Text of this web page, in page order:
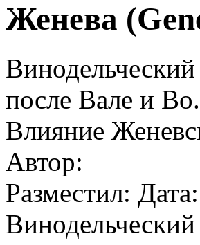
Женева
после Вале и
Влияние
Автор:
Разместил: